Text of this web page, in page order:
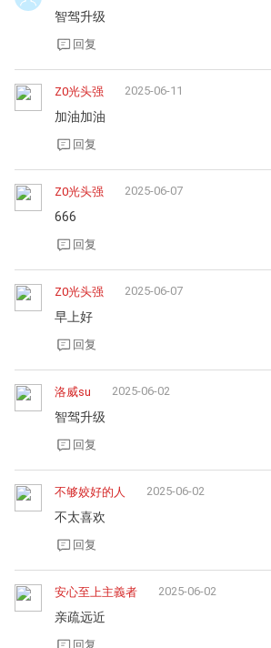
智驾升级
回复
Z0光头强 2025-06-11
加油加油
回复
Z0光头强 2025-06-07
666
回复
Z0光头强 2025-06-07
早上好
回复
洛威su 2025-06-02
智驾升级
回复
不够姣好的人 2025-06-02
不太喜欢
回复
安心至上主義者 2025-06-02
亲疏远近
回复